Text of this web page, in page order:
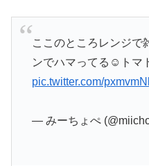
ここのところレンジで
ンでハマってる☺️トマ
pic.twitter.com/
— みーちょぺ